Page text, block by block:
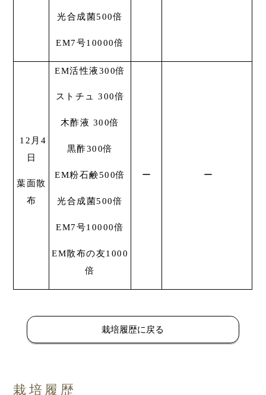
光合成菌500倍
EM7号10000倍
12月4
日
葉面散
布
EM活性液300倍
ストチュ 300倍
木酢液 300倍
黒酢300倍
EM粉石鹸500倍
光合成菌500倍
EM7号10000倍
EM散布の友1000
倍
ー ー
栽培履歴に戻る
栽培履歴